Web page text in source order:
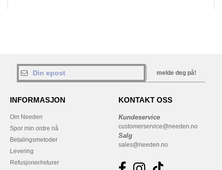
melde deg på!
INFORMASJON
Om Needen
Spor min ordre nå
Betalingsmetoder
Levering
Refusjoner/returer
KONTAKT OSS
Kundeservice
customerservice@needen.no
Salg
sales@needen.no